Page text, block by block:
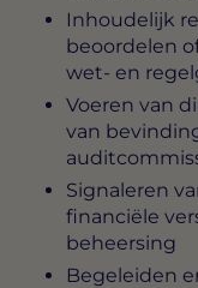
Inhoudelijk
beoordelen
wet- en
Voeren van
van
Signaleren
financiële
beheersing
Begeleiden